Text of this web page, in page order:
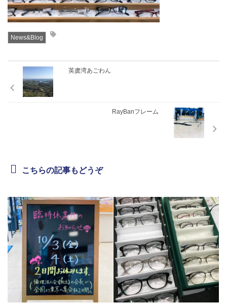
News&Blog
英虞湾あごわん
RayBanフレーム
こちらの記事もどうぞ